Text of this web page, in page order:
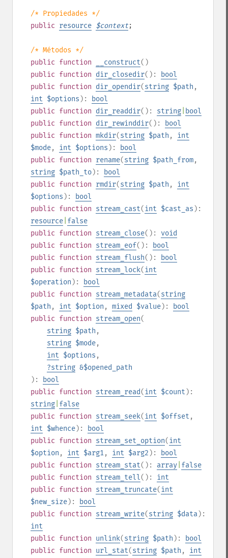
/* Propiedades */
public resource $context;
/* Métodos */
public function __construct()
public function dir_closedir():
bool
public function dir_opendir(string $path ,
int $options ):
bool
public function dir_readdir(): string bool
public function dir_rewinddir():
bool
public function mkdir(string $path , int
$mode, int $options ):
bool
public function rename(string $path_from,
string $path_to):
bool
public function rmdir(string $path , int
$options ):
bool
public function stream_cast(int $cast_as ):
resource false
public function stream_close(): void
public function stream_eof():
bool
public function stream_flush():
bool
public function stream_lock(int
$operation ):
bool
public function stream_metadata(string
$path , int $option , mixed $value):
bool
public function stream_open(
string $path ,
string $mode,
int $options ,
?string &$opened_path
):
bool
public function stream_read(int $count ):
string false
public function stream_seek(int $offset ,
int $whence):
bool
public function stream_set_option(int
$option , int $arg1, int $arg2 ):
bool
public function stream_stat(): array false
public function stream_tell(): int
public function stream_truncate(int
$new_size):
bool
public function stream_write(string $data):
int
public function unlink(string $path ):
bool
public function url_stat(string $path , int